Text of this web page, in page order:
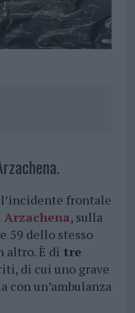
frontale
, sulla
59 dello stesso
altro. È di tre
di cui uno grave
con un’ambulanza